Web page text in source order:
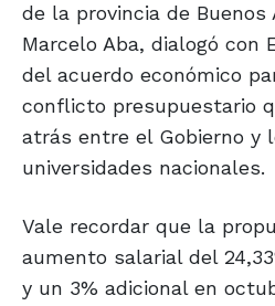
de la provincia de Buenos
Marcelo Aba, dialogó con
del acuerdo económico
conflicto presupuestario
atrás entre el Gobierno y
universidades nacionales.
Vale recordar que la
aumento salarial del
y un 3% adicional en